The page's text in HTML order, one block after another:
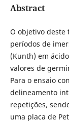
Abstract
O objetivo deste
períodos de
(Kunth) em
valores de
Para o ensaio
delineamento
repetições,
uma placa de